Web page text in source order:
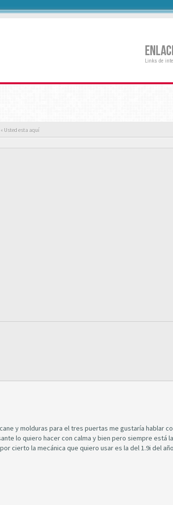
Links de
« Usted esta aquí
y molduras para el tres puertas me gustaría hablar
lo quiero hacer con calma y bien pero siempre está la
cierto la mecánica que quiero usar es la del 1.9i del